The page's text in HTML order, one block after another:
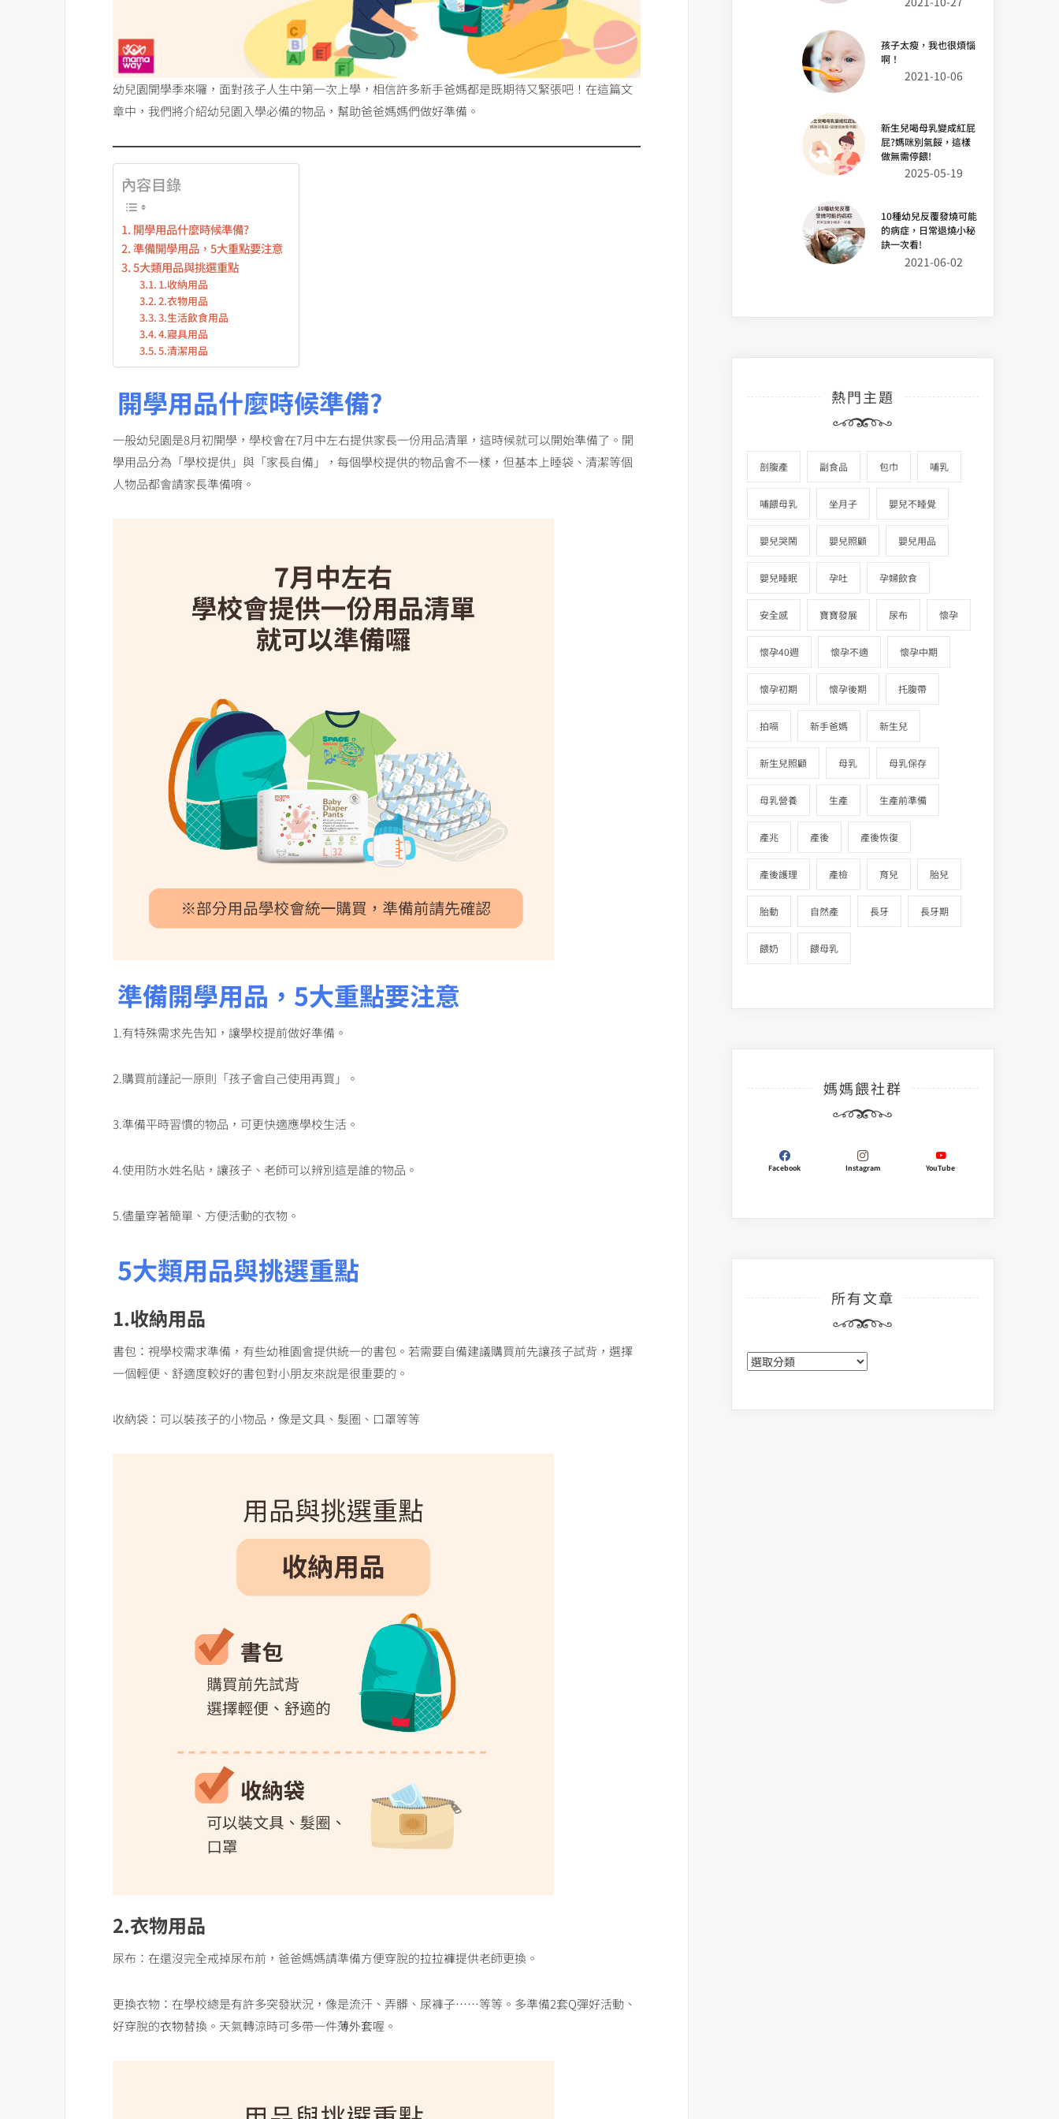
幼兒園開學季來囉，面對孩子人生中第一次上學，相信許多新手爸媽都是既期待又緊張吧！在這篇文
章中，我們將介紹幼兒園入學必備的物品，幫助爸爸媽媽們做好準備。
內容目錄
開學用品什麼時候準備?
準備開學用品，5大重點要注意
5大類用品與挑選重點
1.收納用品
2.衣物用品
3.生活飲食用品
4.寢具用品
5.清潔用品
開學用品什麼時候準備?
一般幼兒園是8月初開學，學校會在7月中左右提供家長一份用品清單，這時候就可以開始準備了。開
學用品分為「學校提供」與「家長自備」，每個學校提供的物品會不一樣，但基本上睡袋、清潔等個
人物品都會請家長準備唷。
準備開學用品，5大重點要注意
1.有特殊需求先告知，讓學校提前做好準備。
2.購買前謹記一原則「孩子會自己使用再買」。
3.準備平時習慣的物品，可更快適應學校生活。
4.使用防水姓名貼，讓孩子、老師可以辨別這是誰的物品。
5.儘量穿著簡單、方便活動的衣物。
5大類用品與挑選重點
1.收納用品
書包：視學校需求準備，有些幼稚園會提供統一的書包。若需要自備建議購買前先讓孩子試背，選擇
一個輕便、舒適度較好的書包對小朋友來說是很重要的。
收納袋：可以裝孩子的小物品，像是文具、髮圈、口罩等等
2.衣物用品
尿布：在還沒完全戒掉尿布前，爸爸媽媽請準備方便穿脫的拉拉褲提供老師更換。
更換衣物：在學校總是有許多突發狀況，像是流汗、弄髒、尿褲子……等等。多準備2套Q彈好活動、
好穿脫的衣物替換。天氣轉涼時可多帶一件薄外套喔。
孩子太瘦，我也很煩惱
啊！
2021-10-06
新生兒喝母乳變成紅屁
屁?媽咪別氣餒，這樣
做無需停餵!
2025-05-19
10種幼兒反覆發燒可能
的病症，日常退燒小秘
訣一次看!
2021-06-02
熱門主題
剖腹產 副食品 包巾 哺乳
哺餵母乳 坐月子 嬰兒不睡覺
嬰兒哭鬧 嬰兒照顧 嬰兒用品
嬰兒睡眠 孕吐 孕婦飲食
安全感 寶寶發展 尿布 懷孕
懷孕40週 懷孕不適 懷孕中期
懷孕初期 懷孕後期 托腹帶
拍嗝 新手爸媽 新生兒
新生兒照顧 母乳 母乳保存
母乳營養 生產 生產前準備
產兆 產後 產後恢復
產後護理 產檢 育兒 胎兒
胎動 自然產 長牙 長牙期
餵奶 餵母乳
媽媽餵社群
Facebook Instagram YouTube
所有文章
所
有
章